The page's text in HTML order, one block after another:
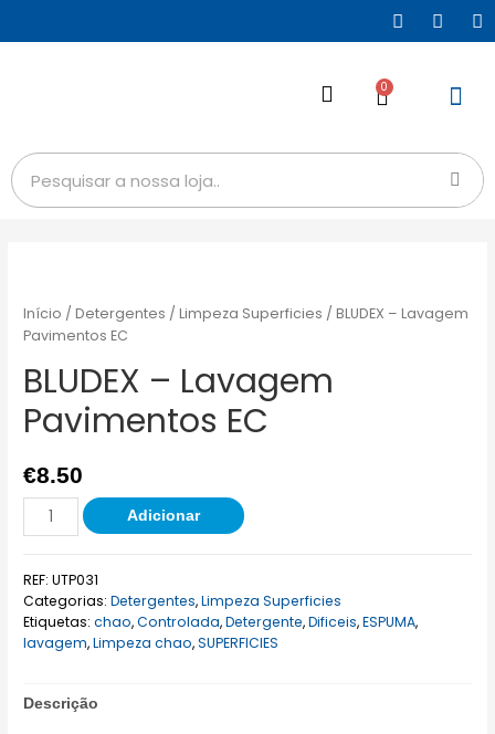
0
Início /Detergentes /Limpeza Superficies / BLUDEX – Lavagem
Pavimentos EC
BLUDEX – Lavagem
Pavimentos EC
€8.50
Adicionar
REF:UTP031
Categorias:Detergentes,Limpeza Superficies
Etiquetas:chao,Controlada,Detergente,Dificeis,ESPUMA,
lavagem,Limpeza chao,SUPERFICIES
Descrição